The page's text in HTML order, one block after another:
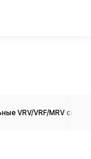
VRV/VRF/MRV